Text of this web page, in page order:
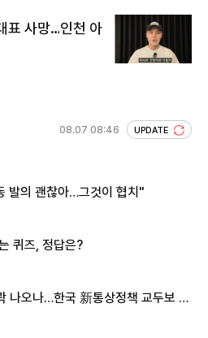
표 사망…인천 아
08.07 08:46 UPDATE
발의 괜찮아…그것이 협치"
퀴즈, 정답은?
나오나…한국 新통상정책 교두보 활